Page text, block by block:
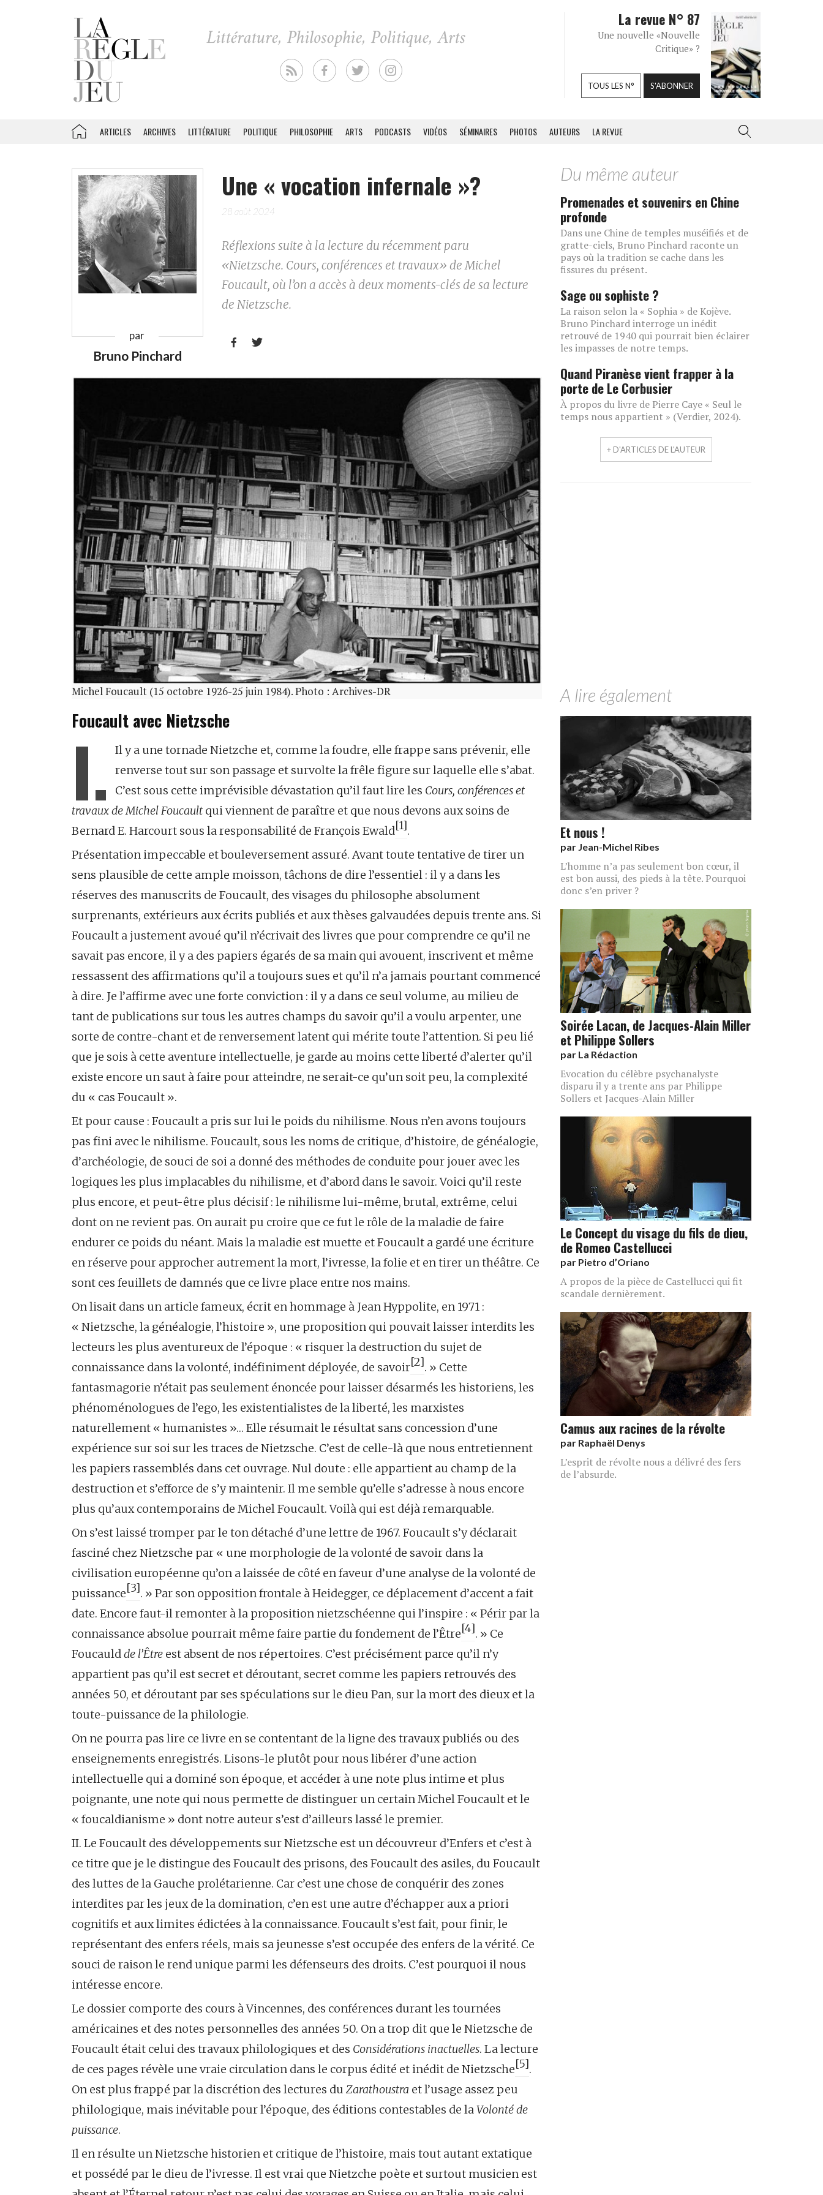
La revue N° 87
Une nouvelle «Nouvelle
Critique» ?
TOUS LES N° S'ABONNER
ARTICLES ARCHIVES LITTÉRATURE POLITIQUE PHILOSOPHIE ARTS PODCASTS VIDÉOS SÉMINAIRES PHOTOS AUTEURS LA REVUE
par
Bruno Pinchard
Une « vocation infernale »?
28 août 2024
Réflexions suite à la lecture du récemment paru
«Nietzsche. Cours, conférences et travaux» de Michel
Foucault, où l’on a accès à deux moments-clés de sa lecture
de Nietzsche.
 
Michel Foucault (15 octobre 1926-25 juin 1984). Photo : Archives-DR
Foucault avec Nietzsche
I.
Il y a une tornade Nietzche et, comme la foudre, elle frappe sans prévenir, elle
renverse tout sur son passage et survolte la frêle figure sur laquelle elle s’abat.
C’est sous cette imprévisible dévastation qu’il faut lire les Cours, conférences et
travaux de Michel Foucault qui viennent de paraître et que nous devons aux soins de
Bernard E. Harcourt sous la responsabilité de François Ewald[1].
Présentation impeccable et bouleversement assuré. Avant toute tentative de tirer un
sens plausible de cette ample moisson, tâchons de dire l’essentiel : il y a dans les
réserves des manuscrits de Foucault, des visages du philosophe absolument
surprenants, extérieurs aux écrits publiés et aux thèses galvaudées depuis trente ans. Si
Foucault a justement avoué qu’il n’écrivait des livres que pour comprendre ce qu’il ne
savait pas encore, il y a des papiers égarés de sa main qui avouent, inscrivent et même
ressassent des affirmations qu’il a toujours sues et qu’il n’a jamais pourtant commencé
à dire. Je l’affirme avec une forte conviction : il y a dans ce seul volume, au milieu de
tant de publications sur tous les autres champs du savoir qu’il a voulu arpenter, une
sorte de contre-chant et de renversement latent qui mérite toute l’attention. Si peu lié
que je sois à cette aventure intellectuelle, je garde au moins cette liberté d’alerter qu’il
existe encore un saut à faire pour atteindre, ne serait-ce qu’un soit peu, la complexité
du « cas Foucault ».
Et pour cause : Foucault a pris sur lui le poids du nihilisme. Nous n’en avons toujours
pas fini avec le nihilisme. Foucault, sous les noms de critique, d’histoire, de généalogie,
d’archéologie, de souci de soi a donné des méthodes de conduite pour jouer avec les
logiques les plus implacables du nihilisme, et d’abord dans le savoir. Voici qu’il reste
plus encore, et peut-être plus décisif : le nihilisme lui-même, brutal, extrême, celui
dont on ne revient pas. On aurait pu croire que ce fut le rôle de la maladie de faire
endurer ce poids du néant. Mais la maladie est muette et Foucault a gardé une écriture
en réserve pour approcher autrement la mort, l’ivresse, la folie et en tirer un théâtre. Ce
sont ces feuillets de damnés que ce livre place entre nos mains.
On lisait dans un article fameux, écrit en hommage à Jean Hyppolite, en 1971 :
« Nietzsche, la généalogie, l’histoire », une proposition qui pouvait laisser interdits les
lecteurs les plus aventureux de l’époque : « risquer la destruction du sujet de
connaissance dans la volonté, indéfiniment déployée, de savoir[2]. » Cette
fantasmagorie n’était pas seulement énoncée pour laisser désarmés les historiens, les
phénoménologues de l’ego, les existentialistes de la liberté, les marxistes
naturellement « humanistes »… Elle résumait le résultat sans concession d’une
expérience sur soi sur les traces de Nietzsche. C’est de celle-là que nous entretiennent
les papiers rassemblés dans cet ouvrage. Nul doute : elle appartient au champ de la
destruction et s’efforce de s’y maintenir. Il me semble qu’elle s’adresse à nous encore
plus qu’aux contemporains de Michel Foucault. Voilà qui est déjà remarquable.
On s’est laissé tromper par le ton détaché d’une lettre de 1967. Foucault s’y déclarait
fasciné chez Nietzsche par « une morphologie de la volonté de savoir dans la
civilisation européenne qu’on a laissée de côté en faveur d’une analyse de la volonté de
puissance[3]. » Par son opposition frontale à Heidegger, ce déplacement d’accent a fait
date. Encore faut-il remonter à la proposition nietzschéenne qui l’inspire : « Périr par la
connaissance absolue pourrait même faire partie du fondement de l’Être[4]. » Ce
Foucauldde l’Être est absent de nos répertoires. C’est précisément parce qu’il n’y
appartient pas qu’il est secret et déroutant, secret comme les papiers retrouvés des
années 50, et déroutant par ses spéculations sur le dieu Pan, sur la mort des dieux et la
toute-puissance de la philologie.
On ne pourra pas lire ce livre en se contentant de la ligne des travaux publiés ou des
enseignements enregistrés. Lisons-le plutôt pour nous libérer d’une action
intellectuelle qui a dominé son époque, et accéder à une note plus intime et plus
poignante, une note qui nous permette de distinguer un certain Michel Foucault et le
« foucaldianisme » dont notre auteur s’est d’ailleurs lassé le premier.
II. Le Foucault des développements sur Nietzsche est un découvreur d’Enfers et c’est à
ce titre que je le distingue des Foucault des prisons, des Foucault des asiles, du Foucault
des luttes de la Gauche prolétarienne. Car c’est une chose de conquérir des zones
interdites par les jeux de la domination, c’en est une autre d’échapper aux a priori
cognitifs et aux limites édictées à la connaissance. Foucault s’est fait, pour finir, le
représentant des enfers réels, mais sa jeunesse s’est occupée des enfers de la vérité. Ce
souci de raison le rend unique parmi les défenseurs des droits. C’est pourquoi il nous
intéresse encore.
Le dossier comporte des cours à Vincennes, des conférences durant les tournées
américaines et des notes personnelles des années 50. On a trop dit que le Nietzsche de
Foucault était celui des travaux philologiques et des Considérations inactuelles. La lecture
de ces pages révèle une vraie circulation dans le corpus édité et inédit de Nietzsche[5].
On est plus frappé par la discrétion des lectures du Zarathoustra et l’usage assez peu
philologique, mais inévitable pour l’époque, des éditions contestables de laVolonté de
puissance.
Il en résulte un Nietzsche historien et critique de l’histoire, mais tout autant extatique
et possédé par le dieu de l’ivresse. Il est vrai que Nietzche poète et surtout musicien est
Du même auteur
Promenades et souvenirs en Chine
profonde
Dans une Chine de temples muséifiés et de
gratte-ciels, Bruno Pinchard raconte un
pays où la tradition se cache dans les
fissures du présent.
Sage ou sophiste ?
La raison selon la « Sophia » de Kojève.
Bruno Pinchard interroge un inédit
retrouvé de 1940 qui pourrait bien éclairer
les impasses de notre temps.
Quand Piranèse vient frapper à la
porte de Le Corbusier
À propos du livre de Pierre Caye « Seul le
temps nous appartient » (Verdier, 2024).
+ D'ARTICLES DE L'AUTEUR
A lire également
Et nous !
par Jean-Michel Ribes
L’homme n’a pas seulement bon cœur, il
est bon aussi, des pieds à la tête. Pourquoi
donc s’en priver ?
Soirée Lacan, de Jacques-Alain Miller
et Philippe Sollers
par La Rédaction
Evocation du célèbre psychanalyste
disparu il y a trente ans par Philippe
Sollers et Jacques-Alain Miller
Le Concept du visage du fils de dieu,
de Romeo Castellucci
par Pietro d’Oriano
A propos de la pièce de Castellucci qui fit
scandale dernièrement.
Camus aux racines de la révolte
par Raphaël Denys
L’esprit de révolte nous a délivré des fers
de l’absurde.